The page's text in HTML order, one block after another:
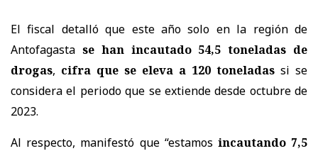
El fiscal detalló que este año solo en la región de
Antofagasta se han incautado 54,5 toneladas de
drogas, cifra que se eleva a 120 toneladas si se
considera el periodo que se extiende desde octubre de
2023.
Al respecto, manifestó que “estamos incautando 7,5